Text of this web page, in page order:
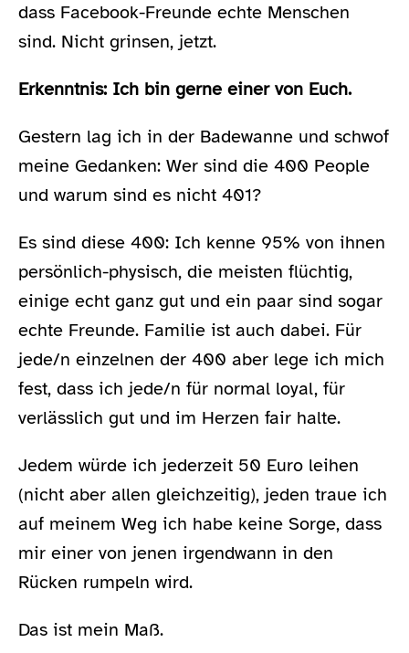
dass Facebook-Freunde echte Menschen
sind. Nicht grinsen, jetzt.
Erkenntnis: Ich bin gerne einer von Euch.
Gestern lag ich in der Badewanne und schwof
meine Gedanken: Wer sind die 400 People
und warum sind es nicht 401?
Es sind diese 400: Ich kenne 95% von ihnen
persönlich-physisch, die meisten flüchtig,
einige echt ganz gut und ein paar sind sogar
echte Freunde. Familie ist auch dabei. Für
jede/n einzelnen der 400 aber lege ich mich
fest, dass ich jede/n für normal loyal, für
verlässlich gut und im Herzen fair halte.
Jedem würde ich jederzeit 50 Euro leihen
(nicht aber allen gleichzeitig), jeden traue ich
auf meinem Weg ich habe keine Sorge, dass
mir einer von jenen irgendwann in den
Rücken rumpeln wird.
Das ist mein Maß.